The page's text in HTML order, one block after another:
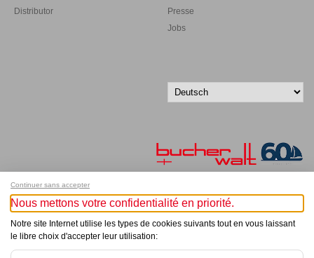
Distributor
Presse
Jobs
Melde dich für unseren Newsletter an!
Alle Rechte vorbehalten
Continuer sans accepter
Nous mettons votre confidentialité en priorité.
Notre site Internet utilise les types de cookies suivants tout en vous laissant
le libre choix d'accepter leur utilisation: